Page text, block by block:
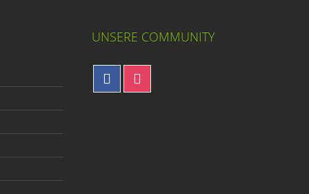
UNSERE COMMUNITY